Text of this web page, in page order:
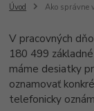
Úvod Ako správne
V pracovných
180 499
máme desiatky
oznamovať
telefonicky